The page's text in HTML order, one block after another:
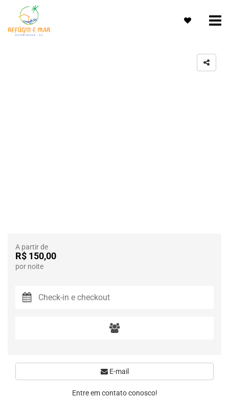
A partir de
R$ 150,00
por noite
E-mail
Entre em contato conosco!